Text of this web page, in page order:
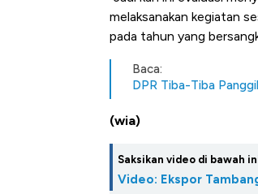
melaksanakan kegiatan
pada tahun yang
Baca:
DPR Tiba-Tiba
(wia)
Saksikan video di bawah
Video: Ekspor
Tembaga